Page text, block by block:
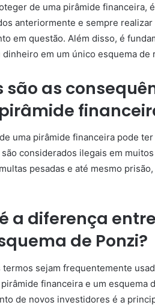
de uma pirâmide financeira,
anteriormente e sempre
em questão. Além disso, é
dinheiro em um único esquema de
são as
uma pirâmide financeira pode
considerados ilegais em
pesadas e até mesmo
a diferença
de Ponzi?
termos sejam frequentemente
financeira e um esquema
de novos investidores é a